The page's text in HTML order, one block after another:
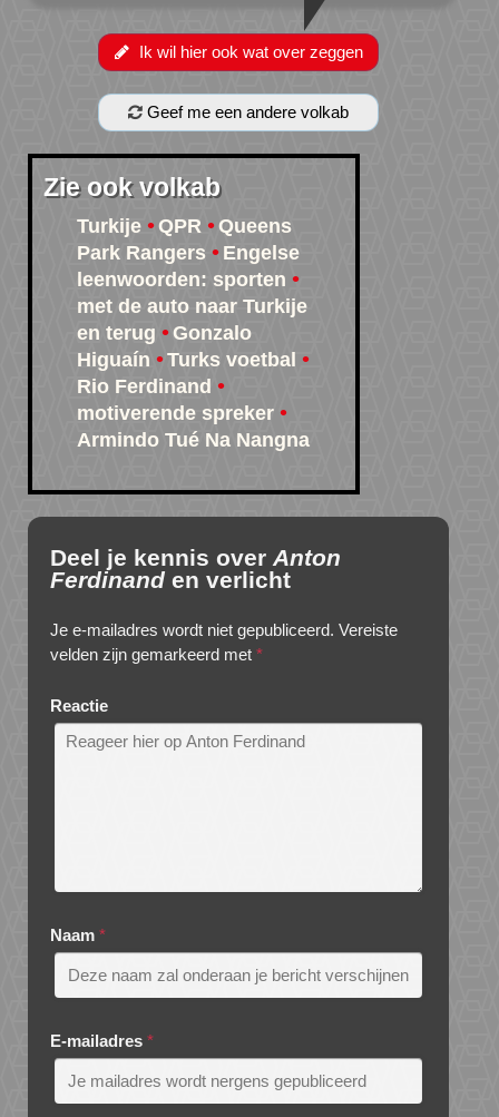
Ik wil hier ook wat over zeggen
Geef me een andere volkab
Zie ook volkab
Turkije QPR
Queens
Park Rangers
Engelse
leenwoorden: sporten
met de auto naar Turkije
en terug
Gonzalo
Higuaín
Turks voetbal
Rio Ferdinand
motiverende spreker
Armindo Tué Na Nangna
Deel je kennis over Anton
Ferdinand en verlicht
Je e-mailadres wordt niet gepubliceerd. Vereiste
velden zijn gemarkeerd met *
Reactie
Naam *
E-mailadres *